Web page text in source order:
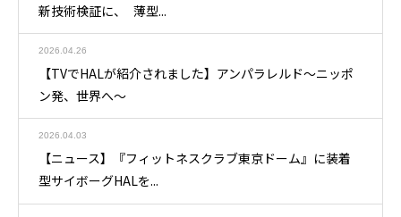
新技術検証に、 薄型...
2026.04.26
【TVでHALが紹介されました】アンパラレルド～ニッポ
ン発、世界へ～
2026.04.03
【ニュース】『フィットネスクラブ東京ドーム』に装着
型サイボーグHALを...